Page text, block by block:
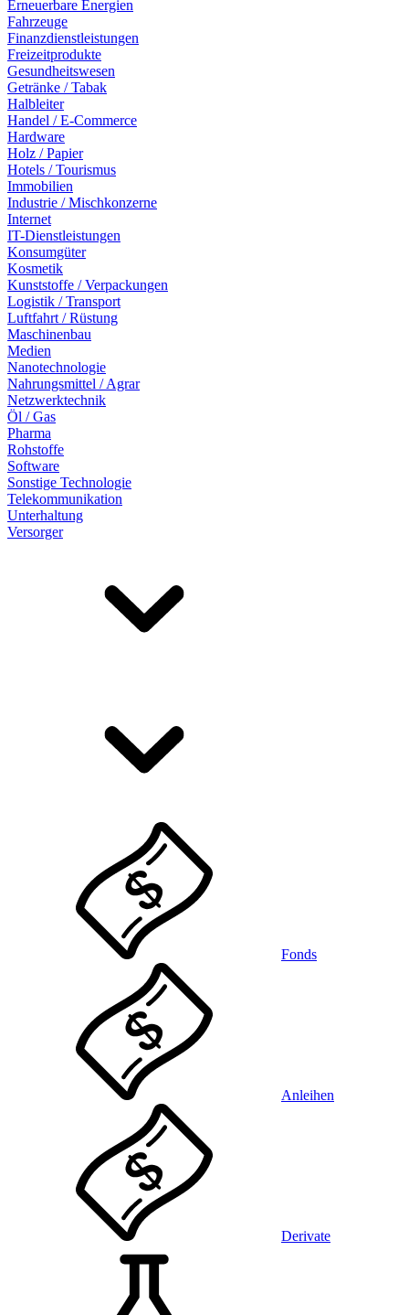
Erneuerbare Energien
Fahrzeuge
Finanzdienstleistungen
Freizeitprodukte
Gesundheitswesen
Getränke / Tabak
Halbleiter
Handel / E-Commerce
Hardware
Holz / Papier
Hotels / Tourismus
Immobilien
Industrie / Mischkonzerne
Internet
IT-Dienstleistungen
Konsumgüter
Kosmetik
Kunststoffe / Verpackungen
Logistik / Transport
Luftfahrt / Rüstung
Maschinenbau
Medien
Nanotechnologie
Nahrungsmittel / Agrar
Netzwerktechnik
Öl / Gas
Pharma
Rohstoffe
Software
Sonstige Technologie
Telekommunikation
Unterhaltung
Versorger
Fonds
Anleihen
Derivate